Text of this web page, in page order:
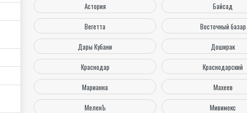
Астория
Байсад
Вегетта
Восточный базар
Дары Кубани
Доширак
Краснодар
Краснодарский
Марианна
Махеев
МеленЪ
Мивимекс